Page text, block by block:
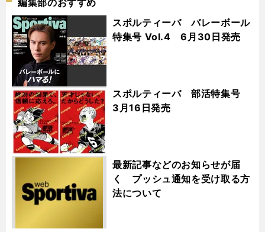
スポルティーバ バレーボール
特集号 Vol.4 6月30日発売
スポルティーバ 部活特集号
3月16日発売
最新記事などのお知らせが届
く プッシュ通知を受け取る方
法について